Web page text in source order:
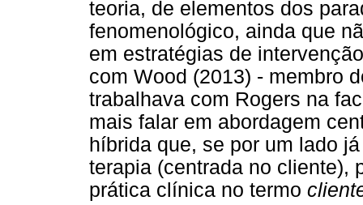
teoria, de elementos dos
fenomenológico, ainda que
em estratégias de
com Wood (2013) - membro
trabalhava com Rogers na
mais falar em abordagem
híbrida que, se por um lado
terapia (centrada no cliente),
prática clínica no termo